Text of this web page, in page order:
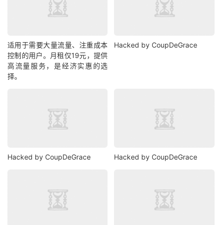
适用于需要大量流量、注重成本
控制的用户。月租仅19元，提供
高流量服务，是经济实惠的选
择。
Hacked by CoupDeGrace
Hacked by CoupDeGrace Hacked by CoupDeGrace